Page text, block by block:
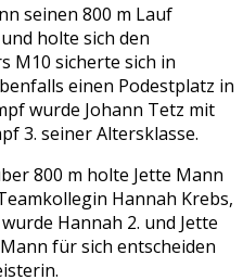
seinen 800 m Lauf
holte sich den
M10 sicherte sich in
einen Podestplatz in
wurde Johann Tetz mit
3. seiner Altersklasse.
800 m holte Jette Mann
Hannah Krebs,
Hannah 2. und Jette
für sich entscheiden